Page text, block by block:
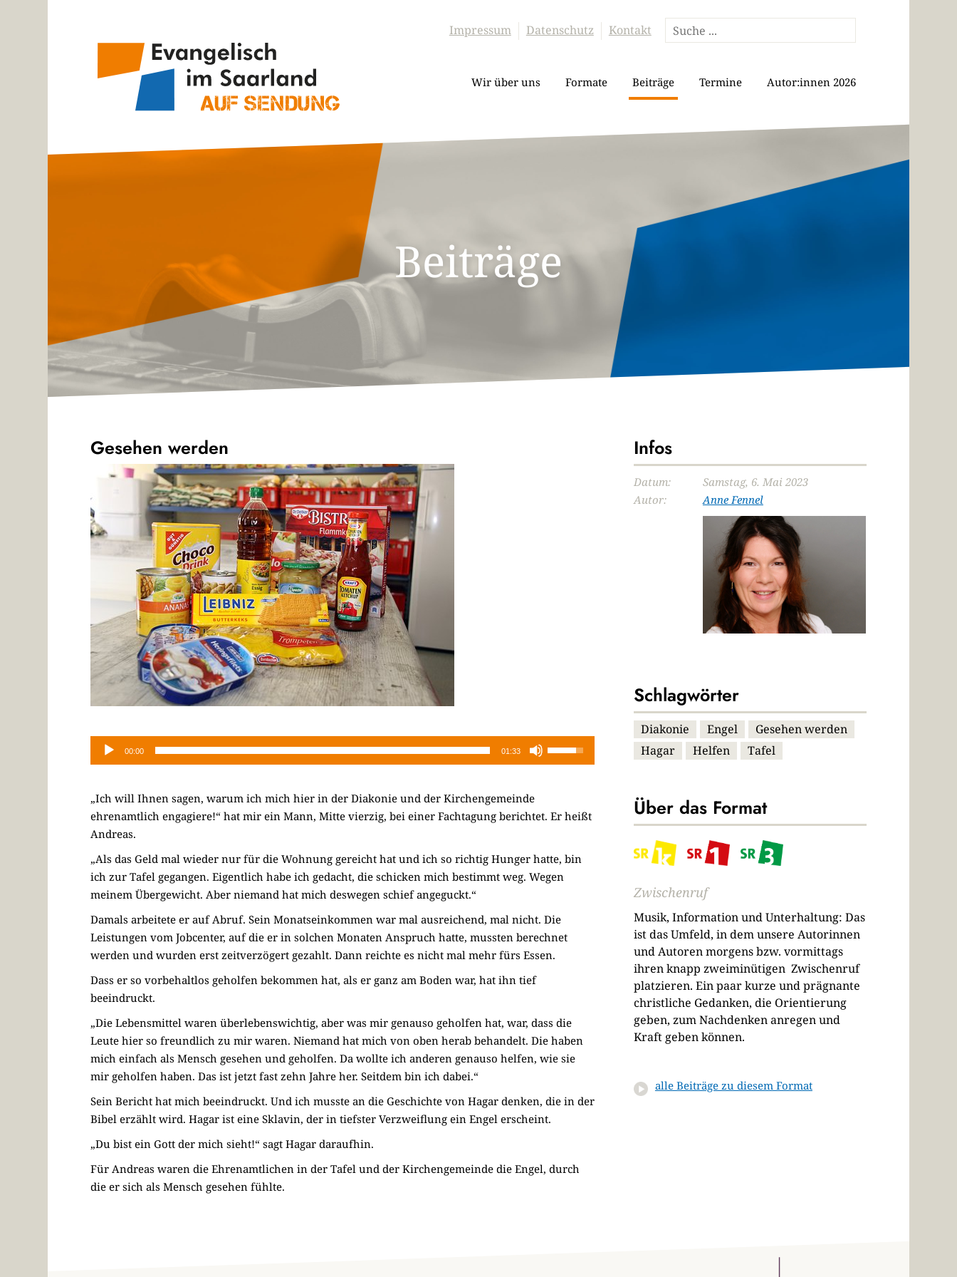
Impressum Datenschutz Kontakt
Wir über uns Formate Beiträge Termine Autor:innen 2026
Beiträge
Gesehen werden
Audio-
00:00 01:33
Hoch/Runter
die
regeln.
„Ich will Ihnen sagen, warum ich mich hier in der Diakonie und der Kirchengemeinde
ehrenamtlich engagiere!“ hat mir ein Mann, Mitte vierzig, bei einer Fachtagung berichtet. Er heißt
Andreas.
„Als das Geld mal wieder nur für die Wohnung gereicht hat und ich so richtig Hunger hatte, bin
ich zur Tafel gegangen. Eigentlich habe ich gedacht, die schicken mich bestimmt weg. Wegen
meinem Übergewicht. Aber niemand hat mich deswegen schief angeguckt.“
Damals arbeitete er auf Abruf. Sein Monatseinkommen war mal ausreichend, mal nicht. Die
Leistungen vom Jobcenter, auf die er in solchen Monaten Anspruch hatte, mussten berechnet
werden und wurden erst zeitverzögert gezahlt. Dann reichte es nicht mal mehr fürs Essen.
Dass er so vorbehaltlos geholfen bekommen hat, als er ganz am Boden war, hat ihn tief
beeindruckt.
„Die Lebensmittel waren überlebenswichtig, aber was mir genauso geholfen hat, war, dass die
Leute hier so freundlich zu mir waren. Niemand hat mich von oben herab behandelt. Die haben
mich einfach als Mensch gesehen und geholfen. Da wollte ich anderen genauso helfen, wie sie
mir geholfen haben. Das ist jetzt fast zehn Jahre her. Seitdem bin ich dabei.“
Sein Bericht hat mich beeindruckt. Und ich musste an die Geschichte von Hagar denken, die in der
Bibel erzählt wird. Hagar ist eine Sklavin, der in tiefster Verzweiflung ein Engel erscheint.
„Du bist ein Gott der mich sieht!“ sagt Hagar daraufhin.
Für Andreas waren die Ehrenamtlichen in der Tafel und der Kirchengemeinde die Engel, durch
die er sich als Mensch gesehen fühlte.
Infos
Datum:
Samstag, 6. Mai 2023
Autor:
Anne Fennel
Schlagwörter
Diakonie Engel
Gesehen werden
Hagar
Helfen Tafel
Über das Format
Zwischenruf
Musik, Information und Unterhaltung: Das
ist das Umfeld, in dem unsere Autorinnen
und Autoren morgens bzw. vormittags
ihren knapp zweiminütigen Zwischenruf
platzieren. Ein paar kurze und prägnante
christliche Gedanken, die Orientierung
geben, zum Nachdenken anregen und
Kraft geben können.
alle Beiträge zu diesem Format